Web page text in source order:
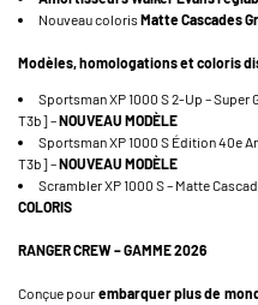
Nouveau colorisMatte Cascades
Modèles, homologations et coloris
Sportsman XP 1000 S 2-Up –
T3b] –NOUVEAU MODÈLE
Sportsman XP 1000 S Édition 40e
T3b] –NOUVEAU MODÈLE
Scrambler XP 1000 S – Matte
COLORIS
RANGER CREW – GAMME 2026
Conçue pour embarquer plus de